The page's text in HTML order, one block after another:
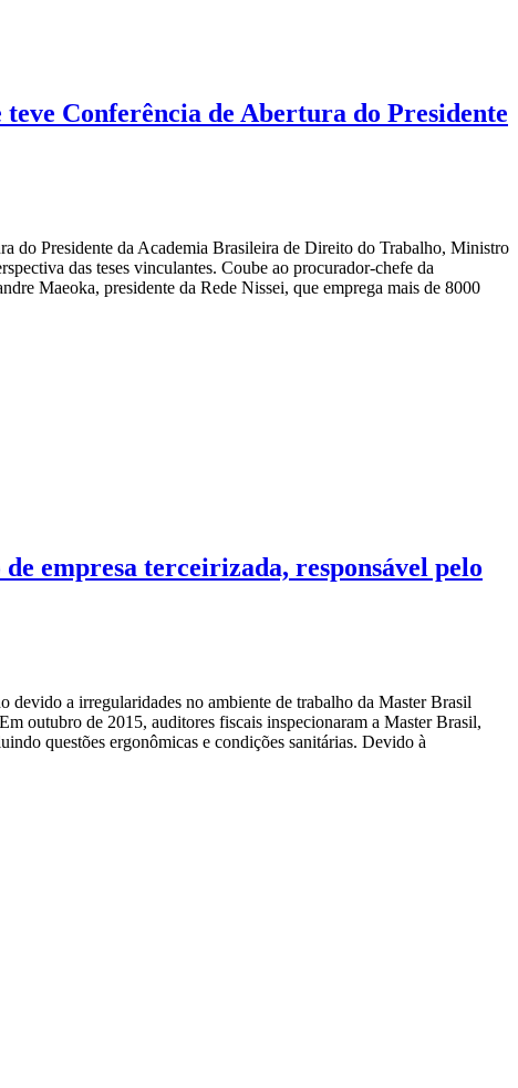
Conferência de Abertura do Presidente
do Presidente da Academia Brasileira de Direito do Trabalho, Ministro
das teses vinculantes. Coube ao procurador-chefe da
Maeoka, presidente da Rede Nissei, que emprega mais de 8000
empresa terceirizada, responsável pelo
devido a irregularidades no ambiente de trabalho da Master Brasil
outubro de 2015, auditores fiscais inspecionaram a Master Brasil,
questões ergonômicas e condições sanitárias. Devido à